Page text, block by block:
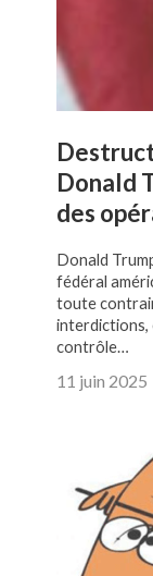
Donald
des
Donald
fédéral
toute
interdictions,
contrôle…
11 juin 2025